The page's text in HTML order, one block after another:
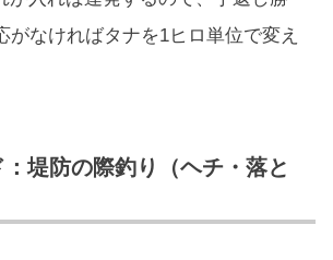
がなければタナを1ヒロ単位で変え
堤防の際釣り（ヘチ・落と